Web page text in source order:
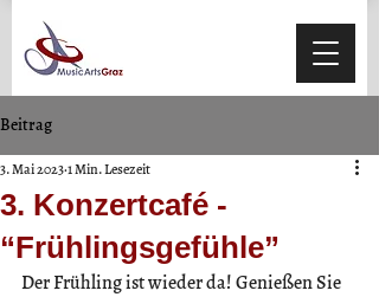
Beitrag
3. Konzertcafé -
“Frühlingsgefühle”
3. Mai 20231 Min. Lesezeit
Der Frühling ist wieder da! Genießen Sie